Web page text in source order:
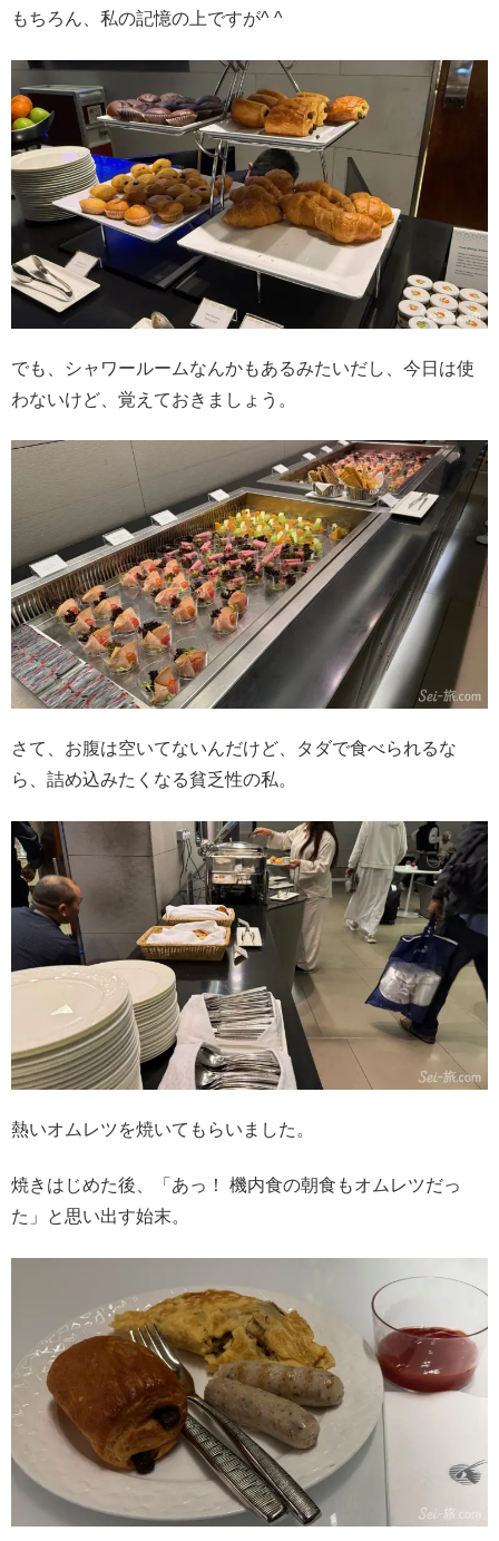
もちろん、私の記憶の上ですが^ ^
でも、シャワールームなんかもあるみたいだし、今日は使
わないけど、覚えておきましょう。
さて、お腹は空いてないんだけど、タダで食べられるな
ら、詰め込みたくなる貧乏性の私。
熱いオムレツを焼いてもらいました。
焼きはじめた後、「あっ！ 機内食の朝食もオムレツだっ
た」と思い出す始末。